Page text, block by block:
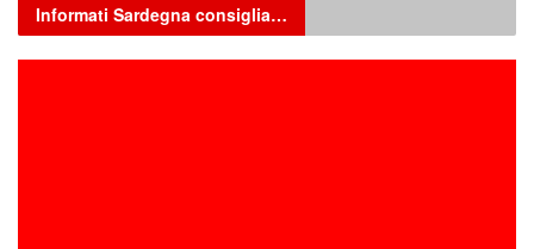
Informati Sardegna consiglia…